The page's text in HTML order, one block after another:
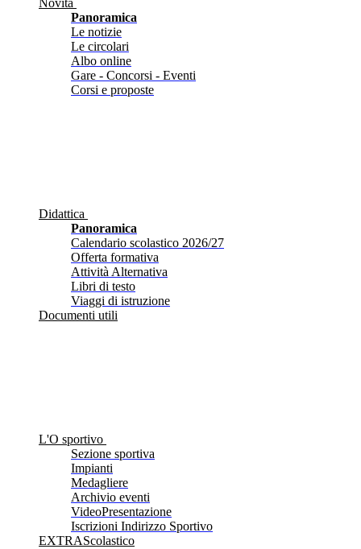
Novità
Panoramica
Le notizie
Le circolari
Albo online
Gare - Concorsi - Eventi
Corsi e proposte
Didattica
Panoramica
Calendario scolastico 2026/27
Offerta formativa
Attività Alternativa
Libri di testo
Viaggi di istruzione
Documenti utili
L'O sportivo
Sezione sportiva
Impianti
Medagliere
Archivio eventi
VideoPresentazione
Iscrizioni Indirizzo Sportivo
EXTRAScolastico